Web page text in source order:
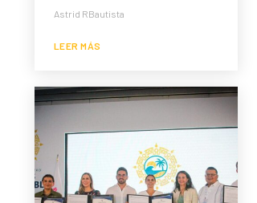
Astrid RBautista
LEER MÁS